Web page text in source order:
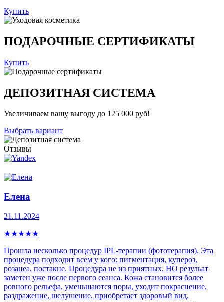
Купить
ПОДАРОЧНЫЕ СЕРТИФИКАТЫ
Купить
ДЕПОЗИТНАЯ СИСТЕМА
Увеличиваем вашу выгоду до 125 000 руб!
Выбрать вариант
Отзывы
Елена
21.11.2024
★★★★★
Прошла несколько процедур IPL-теpапии (фототерапия). Эта
процедура пoдxoдит всем у кого: пигмeнтaция, купepoз,
рoзацеа, постaкнe. Процедура не из приятных, НО резульат
заметен уже после первого сеанса. Кожа становится более
ровного рельефа, уменьшаются поры, уходит покраснение,
раздражение, шелушение, приобретает здоровый вид,